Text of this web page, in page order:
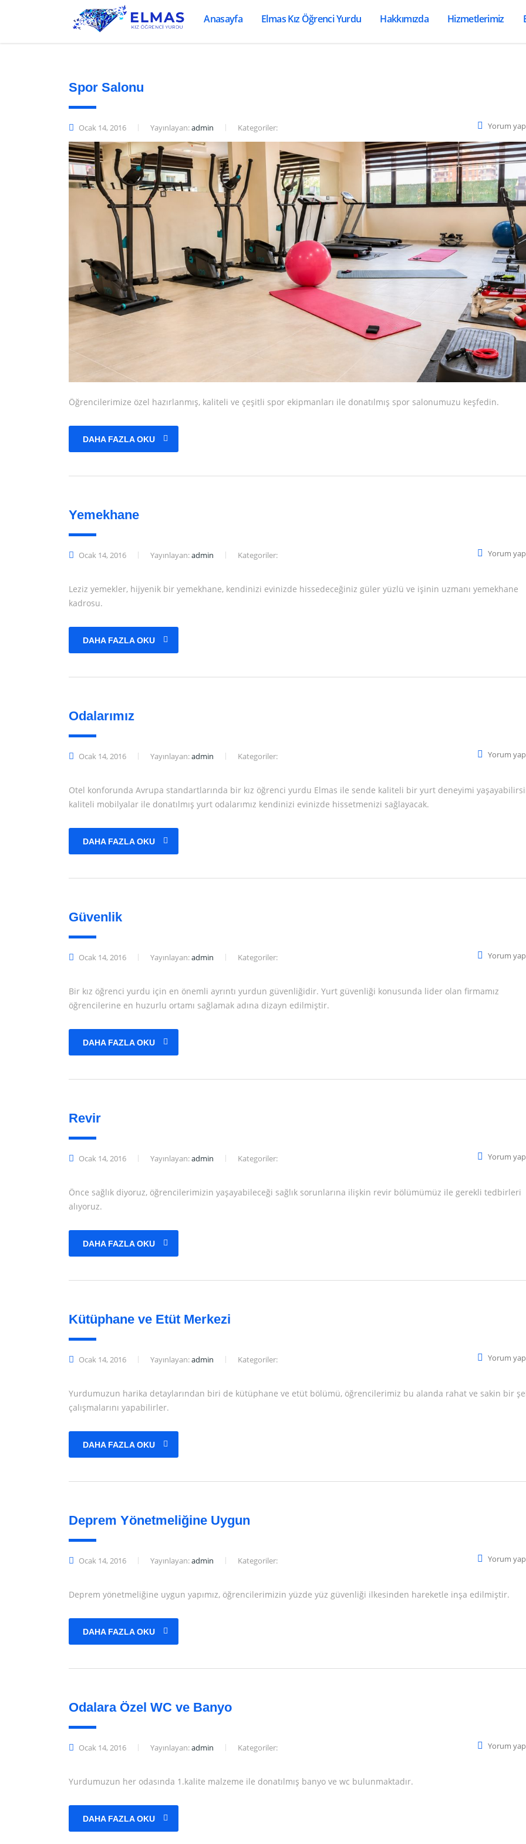
Anasayfa Elmas Kız Öğrenci Yurdu Hakkımızda Hizmetlerimiz
Spor Salonu
Ocak 14, 2016 Yayınlayan:admin Kategoriler: Yorum
Öğrencilerimize özel hazırlanmış, kaliteli ve çeşitli spor ekipmanları ile donatılmış spor salonumuzu keşfedin.
DAHA FAZLA OKU
Yemekhane
Ocak 14, 2016 Yayınlayan:admin Kategoriler: Yorum
Leziz yemekler, hijyenik bir yemekhane, kendinizi evinizde hissedeceğiniz güler yüzlü ve işinin uzmanı yemekhane
kadrosu.
DAHA FAZLA OKU
Odalarımız
Ocak 14, 2016 Yayınlayan:admin Kategoriler: Yorum
Otel konforunda Avrupa standartlarında bir kız öğrenci yurdu Elmas ile sende kaliteli bir yurt deneyimi
kaliteli mobilyalar ile donatılmış yurt odalarımız kendinizi evinizde hissetmenizi sağlayacak.
DAHA FAZLA OKU
Güvenlik
Ocak 14, 2016 Yayınlayan:admin Kategoriler: Yorum
Bir kız öğrenci yurdu için en önemli ayrıntı yurdun güvenliğidir. Yurt güvenliği konusunda lider olan firmamız
öğrencilerine en huzurlu ortamı sağlamak adına dizayn edilmiştir.
DAHA FAZLA OKU
Revir
Ocak 14, 2016 Yayınlayan:admin Kategoriler: Yorum
Önce sağlık diyoruz, öğrencilerimizin yaşayabileceği sağlık sorunlarına ilişkin revir bölümümüz ile gerekli tedbirleri
alıyoruz.
DAHA FAZLA OKU
Kütüphane ve Etüt Merkezi
Ocak 14, 2016 Yayınlayan:admin Kategoriler: Yorum
Yurdumuzun harika detaylarından biri de kütüphane ve etüt bölümü, öğrencilerimiz bu alanda rahat ve sakin bir
çalışmalarını yapabilirler.
DAHA FAZLA OKU
Deprem Yönetmeliğine Uygun
Ocak 14, 2016 Yayınlayan:admin Kategoriler: Yorum
Deprem yönetmeliğine uygun yapımız, öğrencilerimizin yüzde yüz güvenliği ilkesinden hareketle inşa edilmiştir.
DAHA FAZLA OKU
Odalara Özel WC ve Banyo
Ocak 14, 2016 Yayınlayan:admin Kategoriler: Yorum
Yurdumuzun her odasında 1.kalite malzeme ile donatılmış banyo ve wc bulunmaktadır.
DAHA FAZLA OKU